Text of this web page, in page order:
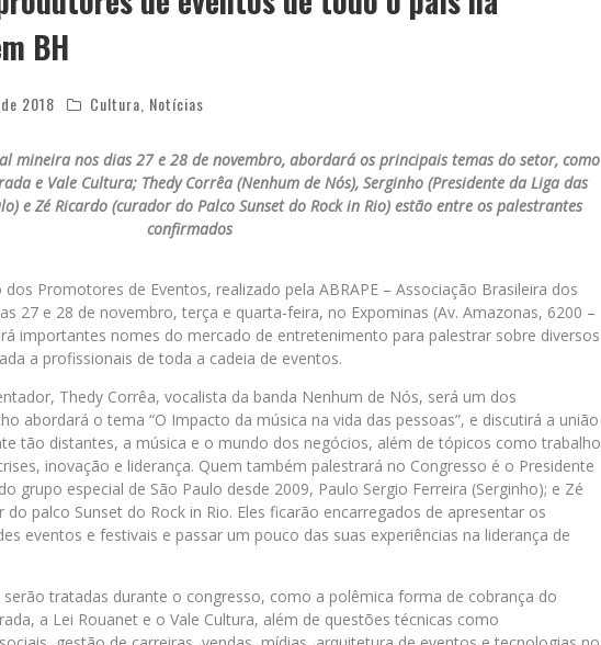
BH
2018 Cultura Notícias
mineira nos dias 27 e 28 de novembro, abordará os principais temas do setor, como
e Vale Cultura; Thedy Corrêa (Nenhum de Nós), Serginho (Presidente da Liga das
e Zé Ricardo (curador do Palco Sunset do Rock in Rio) estão entre os palestrantes
confirmados
Promotores de Eventos, realizado pela ABRAPE – Associação Brasileira dos
27 e 28 de novembro, terça e quarta-feira, no Expominas (Av. Amazonas, 6200 –
importantes nomes do mercado de entretenimento para palestrar sobre diversos
a profissionais de toda a cadeia de eventos.
Thedy Corrêa, vocalista da banda Nenhum de Nós, será um dos
abordará o tema “O Impacto da música na vida das pessoas”, e discutirá a união
tão distantes, a música e o mundo dos negócios, além de tópicos como trabalho
inovação e liderança. Quem também palestrará no Congresso é o Presidente
grupo especial de São Paulo desde 2009, Paulo Sergio Ferreira (Serginho); e Zé
palco Sunset do Rock in Rio. Eles ficarão encarregados de apresentar os
eventos e festivais e passar um pouco das suas experiências na liderança de
tratadas durante o congresso, como a polêmica forma de cobrança do
a Lei Rouanet e o Vale Cultura, além de questões técnicas como